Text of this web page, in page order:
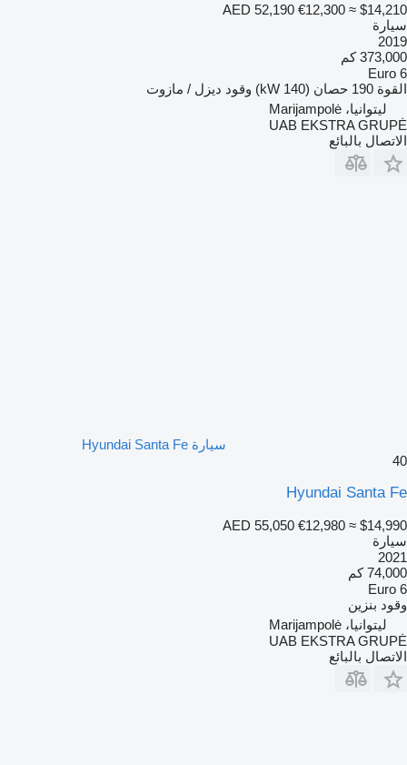
AED 52,190 €12,300 ≈ $14,210
سيارة
2019
373,000 كم
Euro 6
القوة 190 حصان (140 kW) وقود ديزل / مازوت
ليتوانيا، Marijampolė
UAB EKSTRA GRUPĖ
الاتصال بالبائع
سيارة Hyundai Santa Fe
40
Hyundai Santa Fe
AED 55,050 €12,980 ≈ $14,990
سيارة
2021
74,000 كم
Euro 6
وقود بنزين
ليتوانيا، Marijampolė
UAB EKSTRA GRUPĖ
الاتصال بالبائع